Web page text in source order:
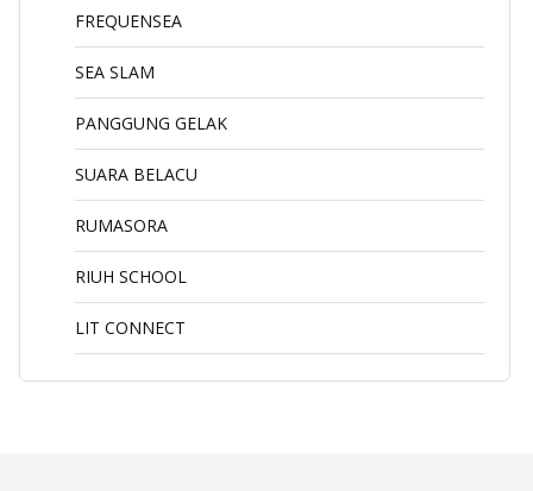
FREQUENSEA
SEA SLAM
PANGGUNG GELAK
SUARA BELACU
RUMASORA
RIUH SCHOOL
LIT CONNECT